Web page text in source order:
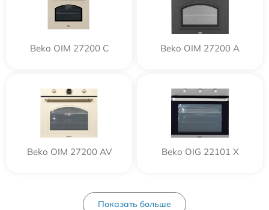
Beko OIM 27200 C Beko OIM 27200 A
Beko OIM 27200 AV Beko OIG 22101 X
Показать больше